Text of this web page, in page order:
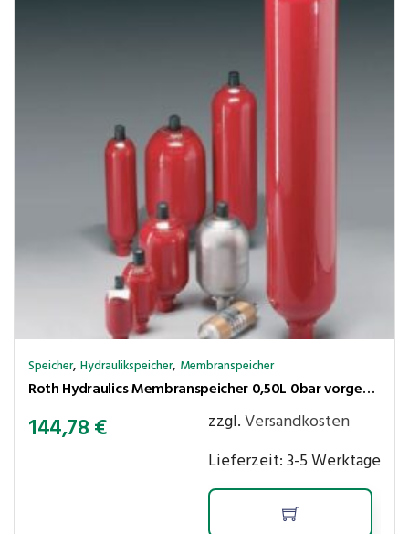
Speicher,Hydraulikspeicher, Membranspeicher
Roth Hydraulics Membranspeicher 0,50L 0bar vorgespannt P max.210 bar,Ölanschl. G1/2″ innen+M33x1,5 aussen
144,78€ zzgl.Versandkosten
Lieferzeit:3-5 Werktage